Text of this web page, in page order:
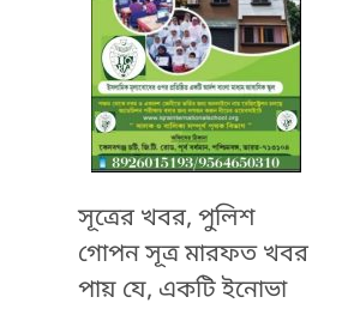
সূত্রের খবর, পুলিশ
গোপন সূত্র মারফত খবর
পায় যে, একটি ইনোভা